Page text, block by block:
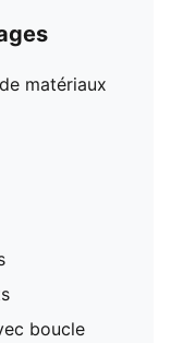
matériaux
boucle